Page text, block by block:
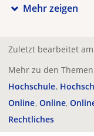
Mehr zeigen
Zuletzt bearbeitet am
Mehr zu den
Hochschule
Online Online
Rechtliches